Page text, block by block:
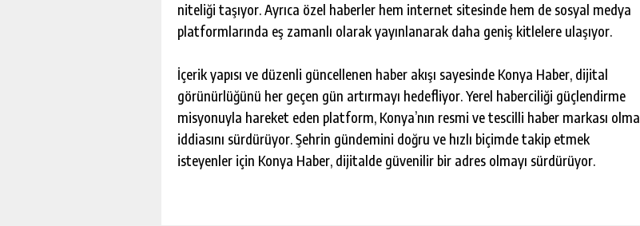
niteliği taşıyor. Ayrıca özel haberler hem internet sitesinde hem de sosyal medya
platformlarında eş zamanlı olarak yayınlanarak daha geniş kitlelere ulaşıyor.
İçerik yapısı ve düzenli güncellenen haber akışı sayesinde Konya Haber, dijital
görünürlüğünü her geçen gün artırmayı hedefliyor. Yerel haberciliği güçlendirme
misyonuyla hareket eden platform, Konya’nın resmi ve tescilli haber markası olma
iddiasını sürdürüyor. Şehrin gündemini doğru ve hızlı biçimde takip etmek
isteyenler için Konya Haber, dijitalde güvenilir bir adres olmayı sürdürüyor.